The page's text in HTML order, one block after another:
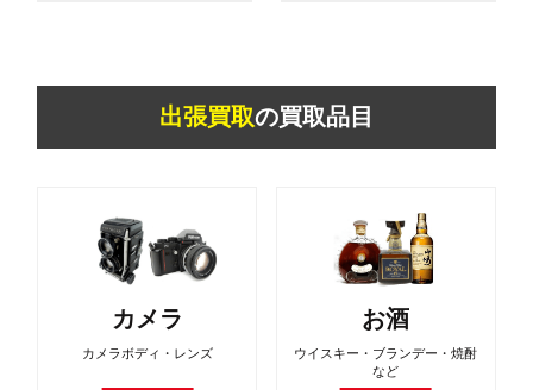
出張買取の買取品目
カメラ
カメラボディ・レンズ
お酒
ウイスキー・ブランデー・焼酎
など